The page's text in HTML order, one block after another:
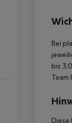
Bei
bis
Team
Diese